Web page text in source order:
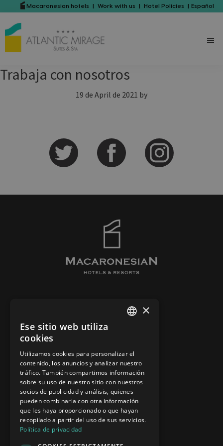
main
content
primary
sidebar
Macaronesian hotels | Work with us | Hotel Policies | Español
Trabaja con nosotros
19 de April de 2021 by
BARS & RESTAURANTS
CONTACT
LEGAL WARNING
COOKIES POLICY
NEWSLETTER
×
Ese sitio web utiliza
cookies
Utilizamos cookies para personalizar el
contenido, los anuncios y analizar nuestro
tráfico. También compartimos información
sobre su uso de nuestro sitio con nuestros
socios de publicidad y análisis, quienes
pueden combinarla con otra información
que les haya proporcionado o que hayan
recopilado a partir del uso de sus servicios.
Política de privacidad